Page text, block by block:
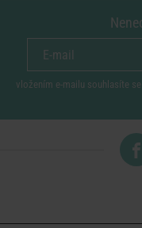
vložením e-mailu souhlasíte se